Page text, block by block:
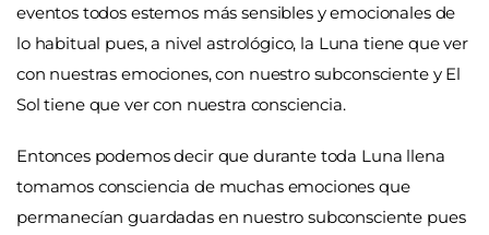
eventos todos estemos más sensibles y emocionales de
lo habitual pues, a nivel astrológico, la Luna tiene que ver
con nuestras emociones, con nuestro subconsciente y El
Sol tiene que ver con nuestra consciencia.
Entonces podemos decir que durante toda Luna llena
tomamos consciencia de muchas emociones que
permanecían guardadas en nuestro subconsciente pues